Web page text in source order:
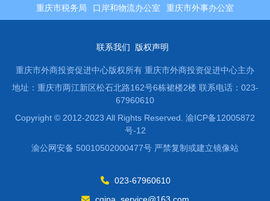
重庆市税务局
口岸和物流办公室 重庆市外事办公室
联系我们 版权声明
重庆市外商投资促进中心版权所有 重庆市外商投资促进中心主办
地址：重庆市两江新区松石北路162号6栋裙楼2楼 联系电话：023-
67960610
Copyright © 2012-2023 All Rights Reserved. 渝ICP备12005872
号-12
渝公网安备 50010502000477号 严禁复制或建立镜像站
023-67960610